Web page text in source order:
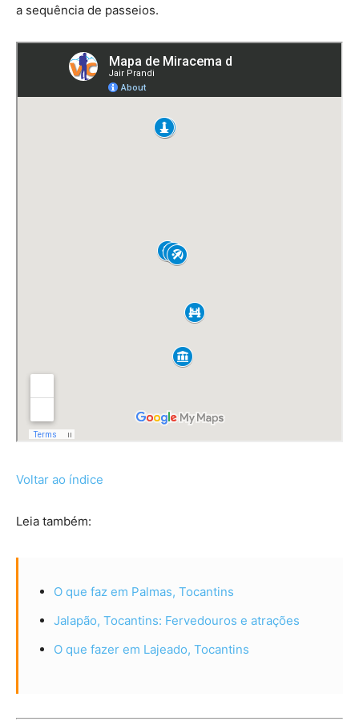
a sequência de passeios.
Voltar ao índice
Leia também:
O que faz em Palmas, Tocantins
Jalapão, Tocantins: Fervedouros e atrações
O que fazer em Lajeado, Tocantins